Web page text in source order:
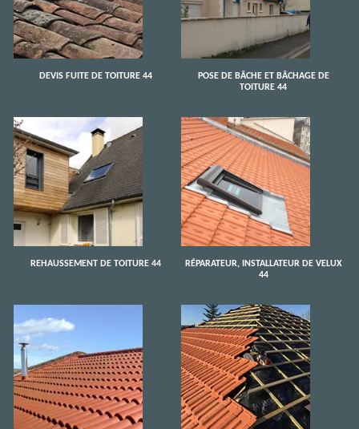
DEVIS FUITE DE TOITURE 44
POSE DE BÂCHE ET BÂCHAGE DE
TOITURE 44
REHAUSSEMENT DE TOITURE 44
RÉPARATEUR, INSTALLATEUR DE VELUX
44